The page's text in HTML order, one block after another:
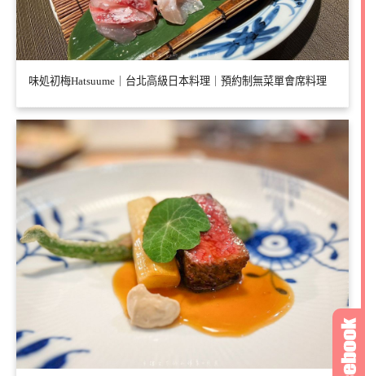
味処初梅Hatsuume｜台北高級日本料理｜預約制無菜單會席料理